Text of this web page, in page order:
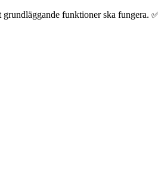
funktioner ska